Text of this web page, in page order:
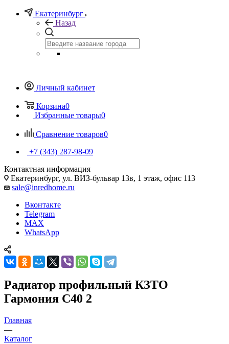
Екатеринбург
Назад
Личный кабинет
Корзина0
Избранные товары0
Сравнение товаров0
+7 (343) 287-98-09
Контактная информация
Екатеринбург, ул. ВИЗ-бульвар 13в, 1 этаж, офис 113
sale@inredhome.ru
Вконтакте
Telegram
MAX
WhatsApp
Радиатор профильный КЗТО
Гармония С40 2
Главная
—
Каталог